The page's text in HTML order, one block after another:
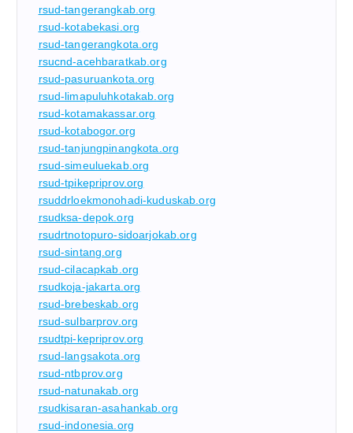
rsud-tangerangkab.org
rsud-kotabekasi.org
rsud-tangerangkota.org
rsucnd-acehbaratkab.org
rsud-pasuruankota.org
rsud-limapuluhkotakab.org
rsud-kotamakassar.org
rsud-kotabogor.org
rsud-tanjungpinangkota.org
rsud-simeuluekab.org
rsud-tpikepriprov.org
rsuddrloekmonohadi-kuduskab.org
rsudksa-depok.org
rsudrtnotopuro-sidoarjokab.org
rsud-sintang.org
rsud-cilacapkab.org
rsudkoja-jakarta.org
rsud-brebeskab.org
rsud-sulbarprov.org
rsudtpi-kepriprov.org
rsud-langsakota.org
rsud-ntbprov.org
rsud-natunakab.org
rsudkisaran-asahankab.org
rsud-indonesia.org